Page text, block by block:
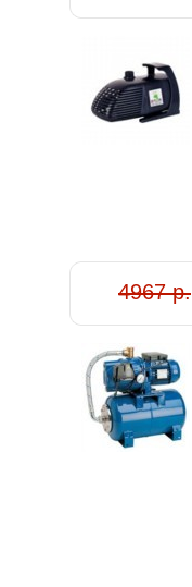
4967 р.